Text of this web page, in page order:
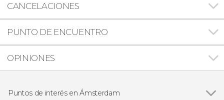
CANCELACIONES
PUNTO DE ENCUENTRO
OPINIONES
Puntos de interés en Ámsterdam